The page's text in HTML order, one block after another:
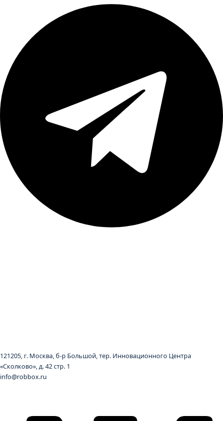
121205, г. Москва, б-р Большой, тер. Инновационного Центра
«Сколково», д. 42 стр. 1
info@robbox.ru